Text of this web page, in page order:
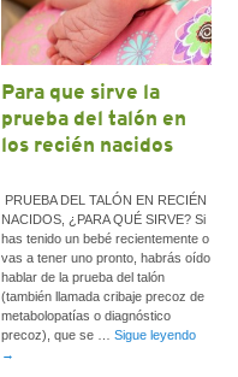
Para que sirve la
prueba del talón en
los recién nacidos
PRUEBA DEL TALÓN EN RECIÉN
NACIDOS, ¿PARA QUÉ SIRVE? Si
has tenido un bebé recientemente o
vas a tener uno pronto, habrás oído
hablar de la prueba del talón
(también llamada cribaje precoz de
metabolopatías o diagnóstico
precoz), que se … Sigue leyendo
→